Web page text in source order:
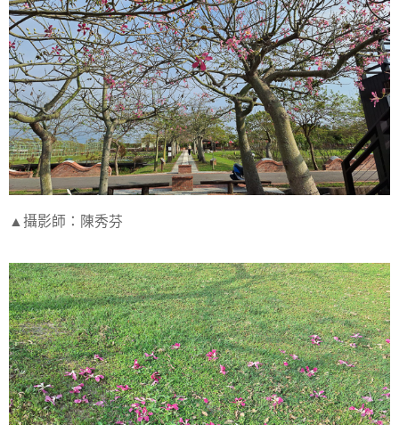
▲攝影師：陳秀芬